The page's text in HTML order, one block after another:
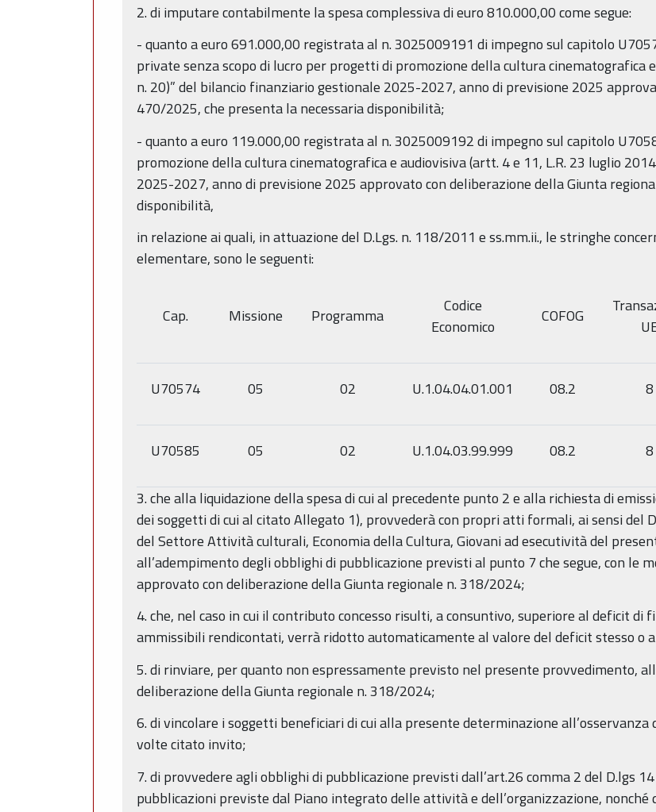
2. di imputare contabilmente la spesa complessiva di euro 810.000,00 come segue:
- quanto a euro 691.000,00 registrata al n. 3025009191 di impegno sul capitolo
private senza scopo di lucro per progetti di promozione della cultura cinematografica
n. 20)” del bilancio finanziario gestionale 2025-2027, anno di previsione 2025
470/2025, che presenta la necessaria disponibilità;
- quanto a euro 119.000,00 registrata al n. 3025009192 di impegno sul capitolo
promozione della cultura cinematografica e audiovisiva (artt. 4 e 11, L.R. 23 luglio
2025-2027, anno di previsione 2025 approvato con deliberazione della Giunta
disponibilità,
in relazione ai quali, in attuazione del D.Lgs. n. 118/2011 e ss.mm.ii., le stringhe
elementare, sono le seguenti:
Cap. Missione Programma
Codice
Economico
COFOG
U70574 05 02 U.1.04.04.01.001 08.2 8
U70585 05 02 U.1.04.03.99.999 08.2 8
3. che alla liquidazione della spesa di cui al precedente punto 2 e alla richiesta di
dei soggetti di cui al citato Allegato 1), provvederà con propri atti formali, ai sensi del
del Settore Attività culturali, Economia della Cultura, Giovani ad esecutività del
all’adempimento degli obblighi di pubblicazione previsti al punto 7 che segue, con le
approvato con deliberazione della Giunta regionale n. 318/2024;
4. che, nel caso in cui il contributo concesso risulti, a consuntivo, superiore al deficit
ammissibili rendicontati, verrà ridotto automaticamente al valore del deficit stesso o
5. di rinviare, per quanto non espressamente previsto nel presente provvedimento,
deliberazione della Giunta regionale n. 318/2024;
6. di vincolare i soggetti beneficiari di cui alla presente determinazione
volte citato invito;
7. di provvedere agli obblighi di pubblicazione previsti dall’art.26 comma 2 del D.lgs
pubblicazioni previste dal Piano integrato delle attività e dell’organizzazione,